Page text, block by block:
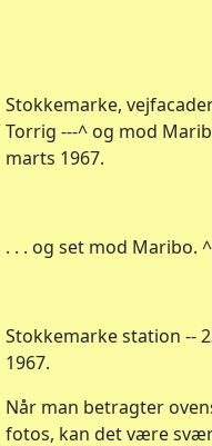
Stokkemarke,
Torrig ---^ og mod
marts 1967.
. . . og set mod Maribo.
Stokkemarke station --
1967.
Når man betragter
fotos, kan det være